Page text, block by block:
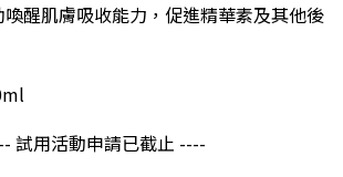
醒肌膚吸收能力，促進精華素及其他後
試用活動申請已截止 ----